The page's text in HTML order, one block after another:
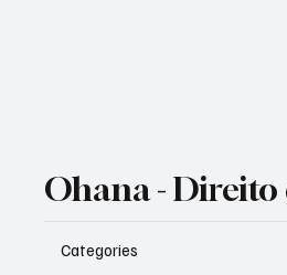
Ohana - Direito
Categories